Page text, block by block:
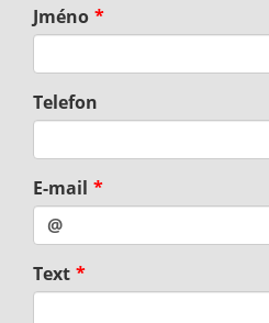
Jméno
Telefon
E-mail
Text